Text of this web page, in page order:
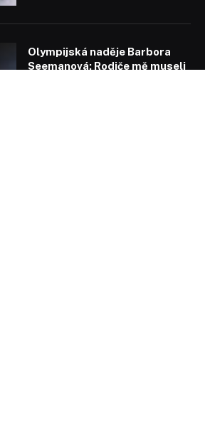
Olympijská naděje Barbora
Seemanová: Rodiče mě museli